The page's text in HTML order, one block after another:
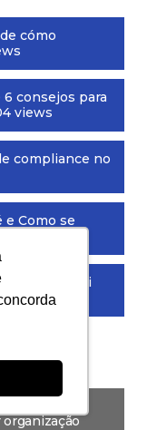
cómo
consejos para
views
compliance no
Como se
a “Lei